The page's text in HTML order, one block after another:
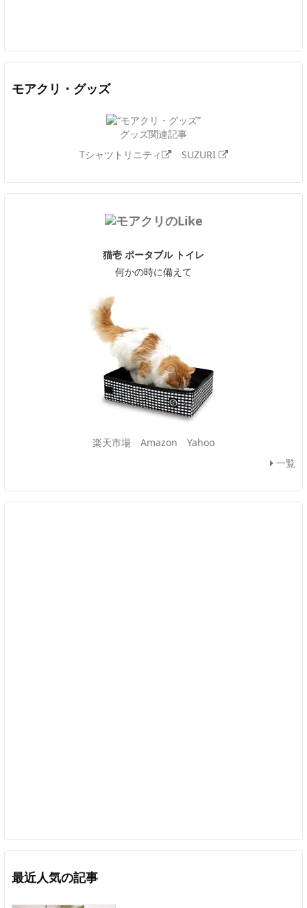
モアクリ・グッズ
グッズ関連記事
Tシャツトリニティ
SUZURI
猫壱 ポータブル トイレ
何かの時に備えて
楽天市場 Amazon
Yahoo
一覧
最近人気の記事